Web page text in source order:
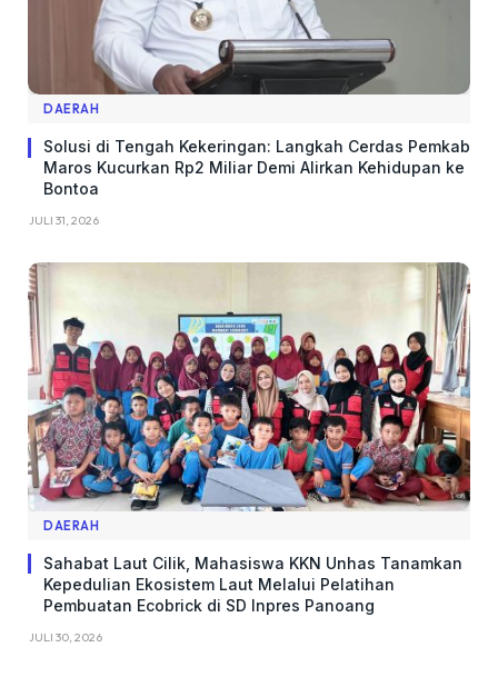
DAERAH
Solusi di Tengah Kekeringan: Langkah Cerdas Pemkab
Maros Kucurkan Rp2 Miliar Demi Alirkan Kehidupan ke
Bontoa
JULI 31, 2026
DAERAH
Sahabat Laut Cilik, Mahasiswa KKN Unhas Tanamkan
Kepedulian Ekosistem Laut Melalui Pelatihan
Pembuatan Ecobrick di SD Inpres Panoang
JULI 30, 2026